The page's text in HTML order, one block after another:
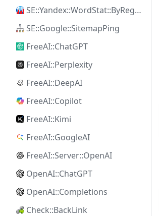
SE::Yandex::WordStat::ByRegion
SE::Google::SitemapPing
FreeAI::ChatGPT
FreeAI::Perplexity
FreeAI::DeepAI
FreeAI::Copilot
FreeAI::Kimi
FreeAI::GoogleAI
FreeAI::Server::OpenAI
OpenAI::ChatGPT
OpenAI::Completions
Check::BackLink